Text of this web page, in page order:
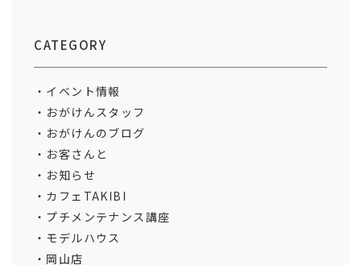
CATEGORY
イベント情報
おがけんスタッフ
おがけんのブログ
お客さんと
お知らせ
カフェTAKIBI
プチメンテナンス講座
モデルハウス
岡山店